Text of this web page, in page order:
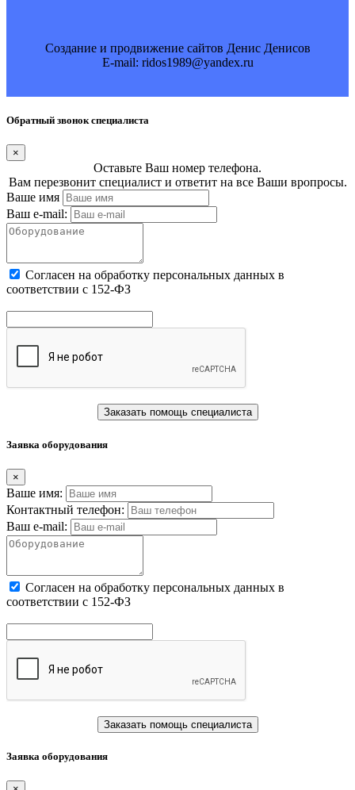
Создание и продвижение сайтов Денис Денисов
E-mail: ridos1989@yandex.ru
Обратный звонок специалиста
×
Оставьте Ваш номер телефона.
Вам перезвонит специалист и ответит на все Ваши вропросы.
Ваше имя
Ваш e-mail:
Cогласен на обработку персональных данных в
соответствии с 152-ФЗ
Заказать помощь специалиста
Заявка оборудования
×
Ваше имя:
Контактный телефон:
Ваш e-mail:
Cогласен на обработку персональных данных в
соответствии с 152-ФЗ
Заказать помощь специалиста
Заявка оборудования